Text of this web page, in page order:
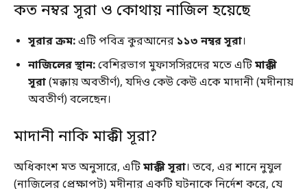
কত নম্বর সূরা ও কোথায় নাজিল হয়েছে
সূরার ক্রম:এটি পবিত্র কুরআনের ১১৩ নম্বর সূরা।
নাজিলের স্থান:বেশিরভাগ মুফাসসিরদের মতে এটিমাক্কী
সূরা(মক্কায় অবতীর্ণ), যদিও কেউ কেউ একে মাদানী (মদীনায়
অবতীর্ণ) বলেছেন।
মাদানী নাকি মাক্কী সূরা?
অধিকাংশ মত অনুসারে, এটিমাক্কী সূরা। তবে, এর শানে নুযুল
(নাজিলের প্রেক্ষাপট) মদীনার একটি ঘটনাকে নির্দেশ করে, যে